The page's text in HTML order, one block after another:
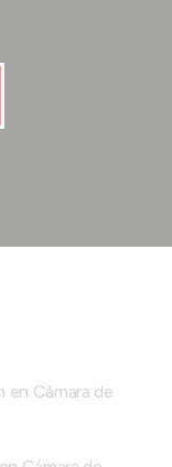
en Cámara de